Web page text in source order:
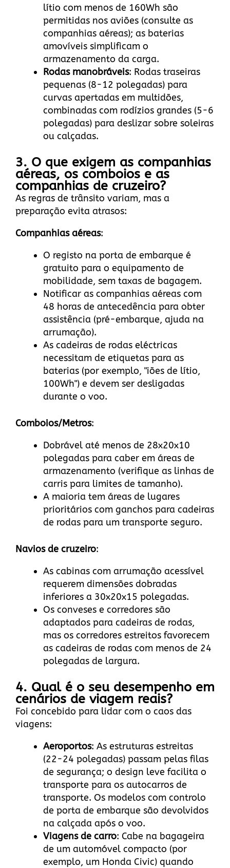
lítio com menos de 160Wh são
permitidas nos aviões (consulte as
companhias aéreas); as baterias
amovíveis simplificam o
armazenamento da carga.
Rodas manobráveis: Rodas traseiras
pequenas (8-12 polegadas) para
curvas apertadas em multidões,
combinadas com rodízios grandes (5-6
polegadas) para deslizar sobre soleiras
ou calçadas.
3. O que exigem as companhias
aéreas, os comboios e as
companhias de cruzeiro?
As regras de trânsito variam, mas a
preparação evita atrasos:
Companhias aéreas:
O registo na porta de embarque é
gratuito para o equipamento de
mobilidade, sem taxas de bagagem.
Notificar as companhias aéreas com
48 horas de antecedência para obter
assistência (pré-embarque, ajuda na
arrumação).
As cadeiras de rodas eléctricas
necessitam de etiquetas para as
baterias (por exemplo, "iões de lítio,
100Wh") e devem ser desligadas
durante o voo.
Comboios/Metros:
Dobrável até menos de 28x20x10
polegadas para caber em áreas de
armazenamento (verifique as linhas de
carris para limites de tamanho).
A maioria tem áreas de lugares
prioritários com ganchos para cadeiras
de rodas para um transporte seguro.
Navios de cruzeiro:
As cabinas com arrumação acessível
requerem dimensões dobradas
inferiores a 30x20x15 polegadas.
Os conveses e corredores são
adaptados para cadeiras de rodas,
mas os corredores estreitos favorecem
as cadeiras de rodas com menos de 24
polegadas de largura.
4. Qual é o seu desempenho em
cenários de viagem reais?
Foi concebido para lidar com o caos das
viagens:
Aeroportos: As estruturas estreitas
(22-24 polegadas) passam pelas filas
de segurança; o design leve facilita o
transporte para os autocarros de
transporte. Os modelos com controlo
de porta de embarque são devolvidos
na calçada após o voo.
Viagens de carro: Cabe na bagageira
de um automóvel compacto (por
exemplo, um Honda Civic) quando